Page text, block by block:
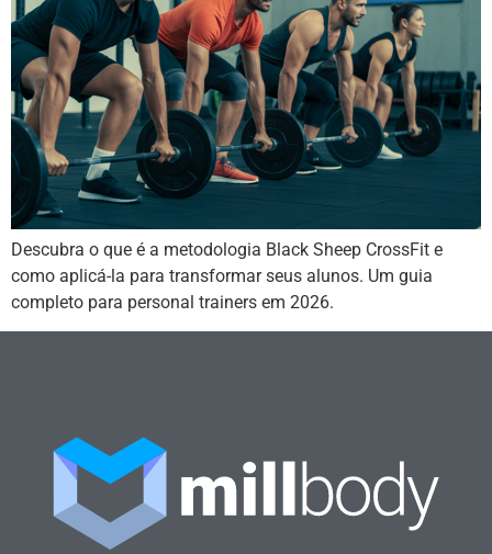
Descubra o que é a metodologia Black Sheep CrossFit e
como aplicá-la para transformar seus alunos. Um guia
completo para personal trainers em 2026.